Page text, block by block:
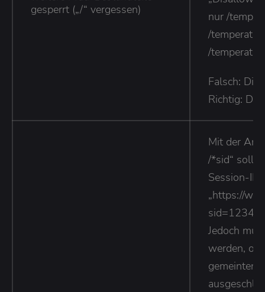
gesperrt („/“ vergessen)
nur /temp/,
/
/
Falsch:
Richtig:
Mit der
/*sid“
Session-
„https://
Jedoch
werden, ob
gemeinten